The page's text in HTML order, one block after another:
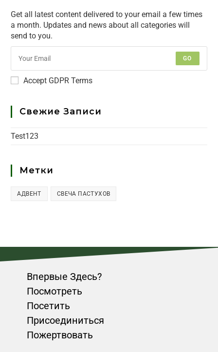
Get all latest content delivered to your email a few times
a month. Updates and news about all categories will
send to you.
GO
Accept GDPR Terms
Свежие Записи
Test123
Метки
АДВЕНТ СВЕЧА ПАСТУХОВ
Впервые Здесь?
Посмотреть
Посетить
Присоединиться
Пожертвовать